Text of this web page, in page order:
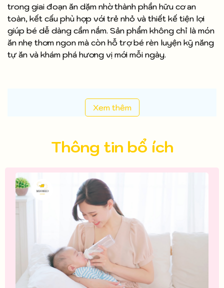
trong giai đoạn ăn dặm nhờ thành phần hữu cơ an
toàn, kết cấu phù hợp với trẻ nhỏ và thiết kế tiện lợi
giúp bé dễ dàng cầm nắm. Sản phẩm không chỉ là món
ăn nhẹ thơm ngon mà còn hỗ trợ bé rèn luyện kỹ năng
tự ăn và khám phá hương vị mới mỗi ngày.
Xem thêm
Thông tin bổ ích